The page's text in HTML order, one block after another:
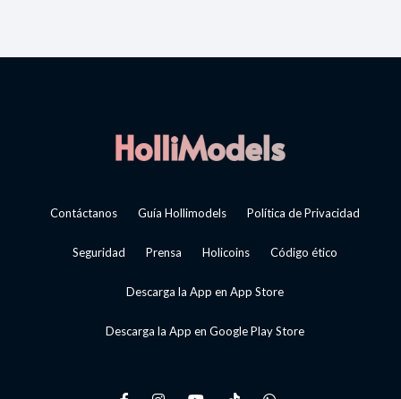
Contáctanos Guía Hollimodels Política de Privacidad
Seguridad Prensa Holicoins Código ético
Descarga la App en App Store
Descarga la App en Google Play Store